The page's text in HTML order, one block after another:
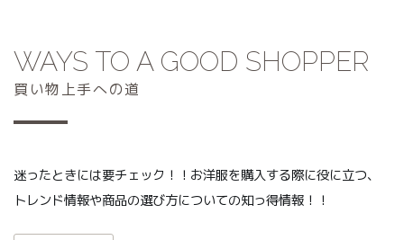
WAYS TO A GOOD SHOPPER
買い物上手への道
迷ったときには要チェック！！お洋服を購入する際に役に立つ、
トレンド情報や商品の選び方についての知っ得情報！！